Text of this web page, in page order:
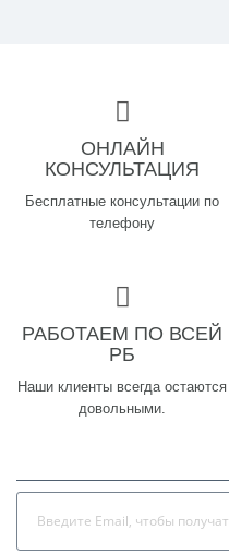
ОНЛАЙН
КОНСУЛЬТАЦИЯ
Бесплатные консультации по
телефону
РАБОТАЕМ ПО ВСЕЙ
РБ
Наши клиенты всегда остаются
довольными.